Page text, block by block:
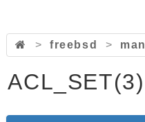
> freebsd > man
ACL_SET(3)